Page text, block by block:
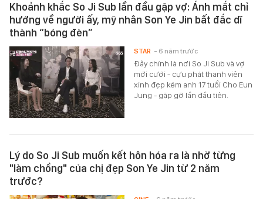
Khoảnh khắc So Ji Sub lần đầu gặp vợ: Ánh mắt chỉ
hướng về người ấy, mỹ nhân Son Ye Jin bất đắc dĩ
thành “bóng đèn”
Đây chính là nơi So Ji Sub và vợ
mới cưới - cựu phát thanh viên
xinh đẹp kém anh 17 tuổi Cho Eun
Jung - gặp gỡ lần đầu tiên.
STAR - 6 năm trước
Lý do So Ji Sub muốn kết hôn hóa ra là nhờ từng
"làm chồng" của chị đẹp Son Ye Jin từ 2 năm
trước?